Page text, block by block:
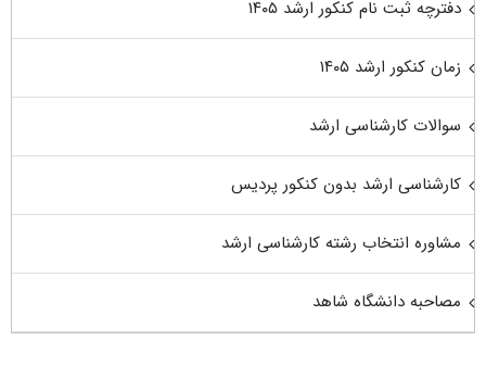
دفترچه ثبت نام کنکور ارشد ۱۴۰۵
زمان کنکور ارشد ۱۴۰۵
سوالات کارشناسی ارشد
کارشناسی ارشد بدون کنکور پردیس
مشاوره انتخاب رشته کارشناسی ارشد
مصاحبه دانشگاه شاهد